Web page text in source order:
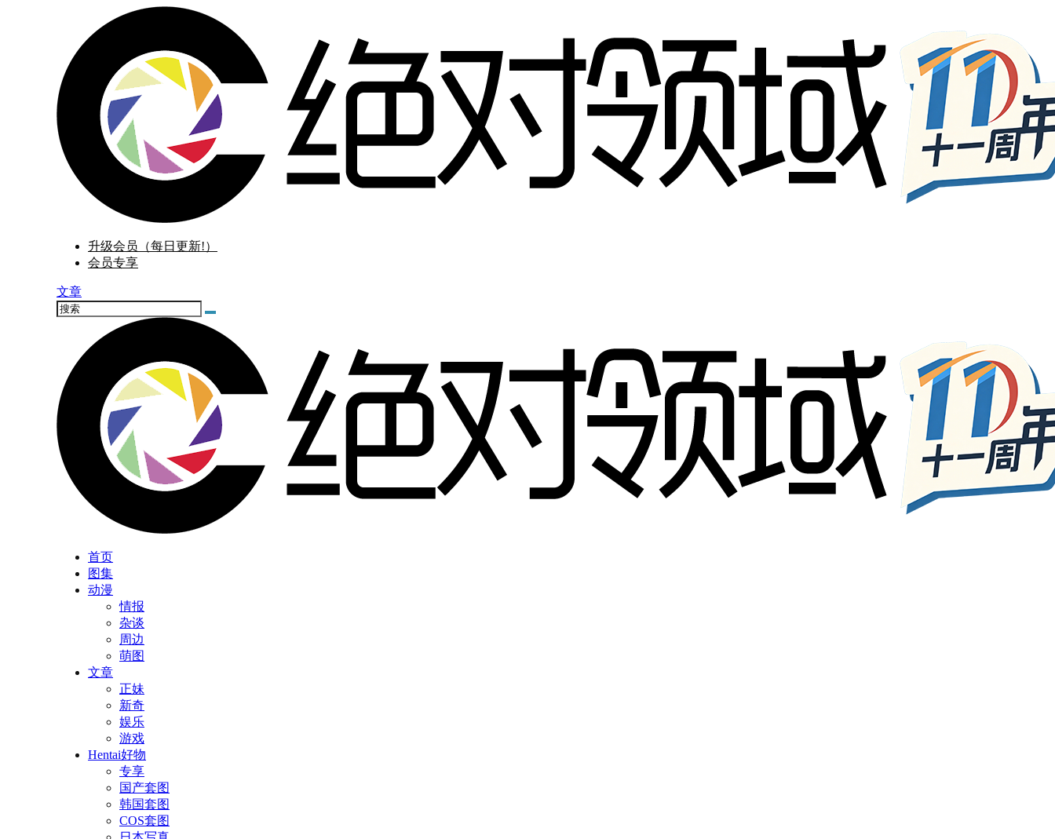
升级会员（每日更新!）
会员专享
文章
首页
图集
动漫
情报
杂谈
周边
萌图
文章
正妹
新奇
娱乐
游戏
Hentai好物
专享
国产套图
韩国套图
COS套图